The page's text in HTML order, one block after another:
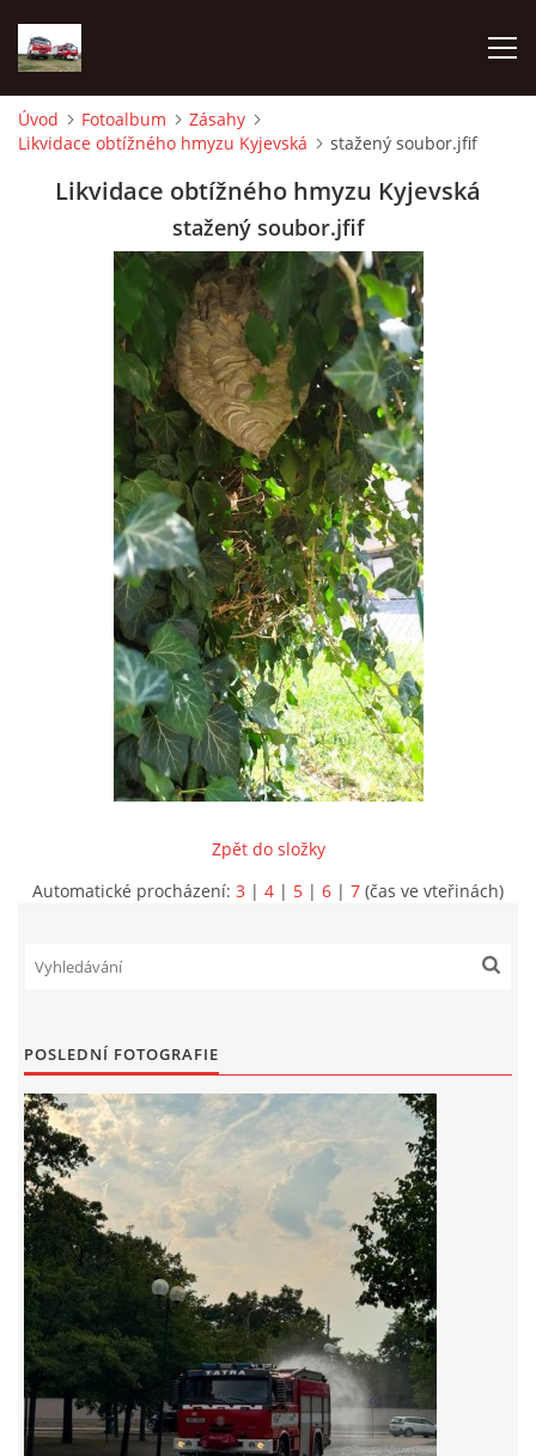
TECHNIKA
INFORMACE
326 00 Plzeň
hasicikoterov@email.cz
© 2026 eStránky.cz |WebSlice Aktualizováno: 4. 8. 2026
Nahoru ↑
Úvod Fotoalbum
Zásahy
Likvidace obtížného hmyzu Kyjevská
stažený soubor.jfif
Likvidace obtížného hmyzu Kyjevská
stažený soubor.jfif
Zpět do složky
Automatické procházení: 3 | 4 | 5 | 6 | 7 (čas ve vteřinách)
POSLEDNÍ FOTOGRAFIE